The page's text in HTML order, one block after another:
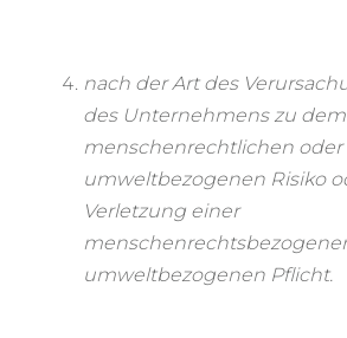
nach der Art des
des Unternehmens zu dem
menschenrechtlichen oder
umweltbezogenen Risiko
Verletzung einer
umweltbezogenen Pflicht.